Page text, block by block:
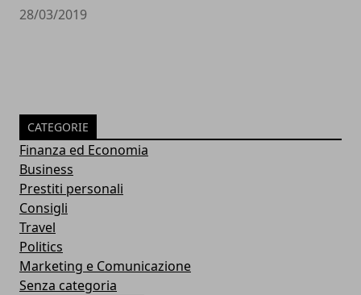
28/03/2019
CATEGORIE
Finanza ed Economia
Business
Prestiti personali
Consigli
Travel
Politics
Marketing e Comunicazione
Senza categoria